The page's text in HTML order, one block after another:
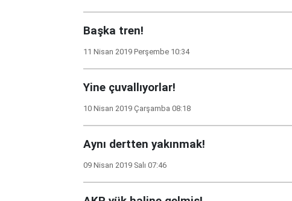
Başka tren!
11 Nisan 2019 Perşembe 10:34
Yine çuvallıyorlar!
10 Nisan 2019 Çarşamba 08:18
Aynı dertten yakınmak!
09 Nisan 2019 Salı 07:46